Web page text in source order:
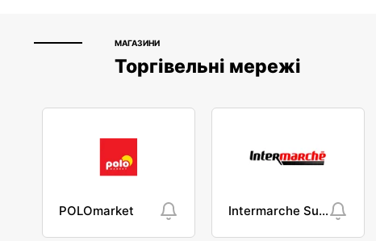
МАГАЗИНИ
Торгівельні мережі
POLOmarket Intermarche Super